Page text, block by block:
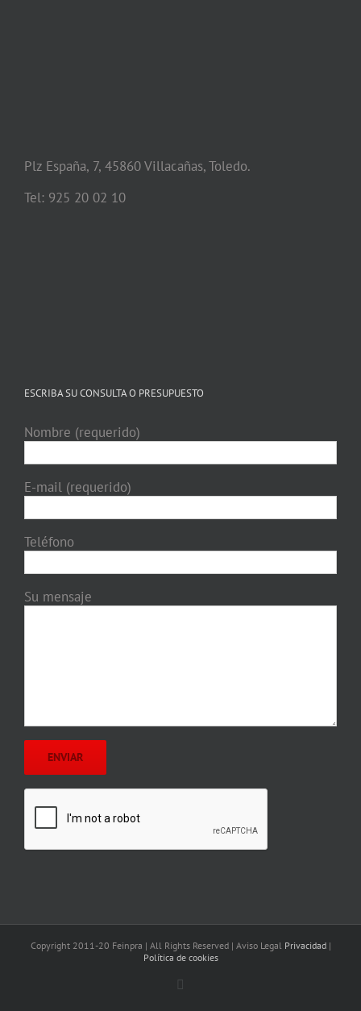
Plz España, 7, 45860 Villacañas, Toledo.
Tel: 925 20 02 10
ESCRIBA SU CONSULTA O PRESUPUESTO
Nombre (requerido)
E-mail (requerido)
Teléfono
Su mensaje
Copyright 2011-20 Feinpra | All Rights Reserved | Aviso Legal Privacidad|
Política de cookies